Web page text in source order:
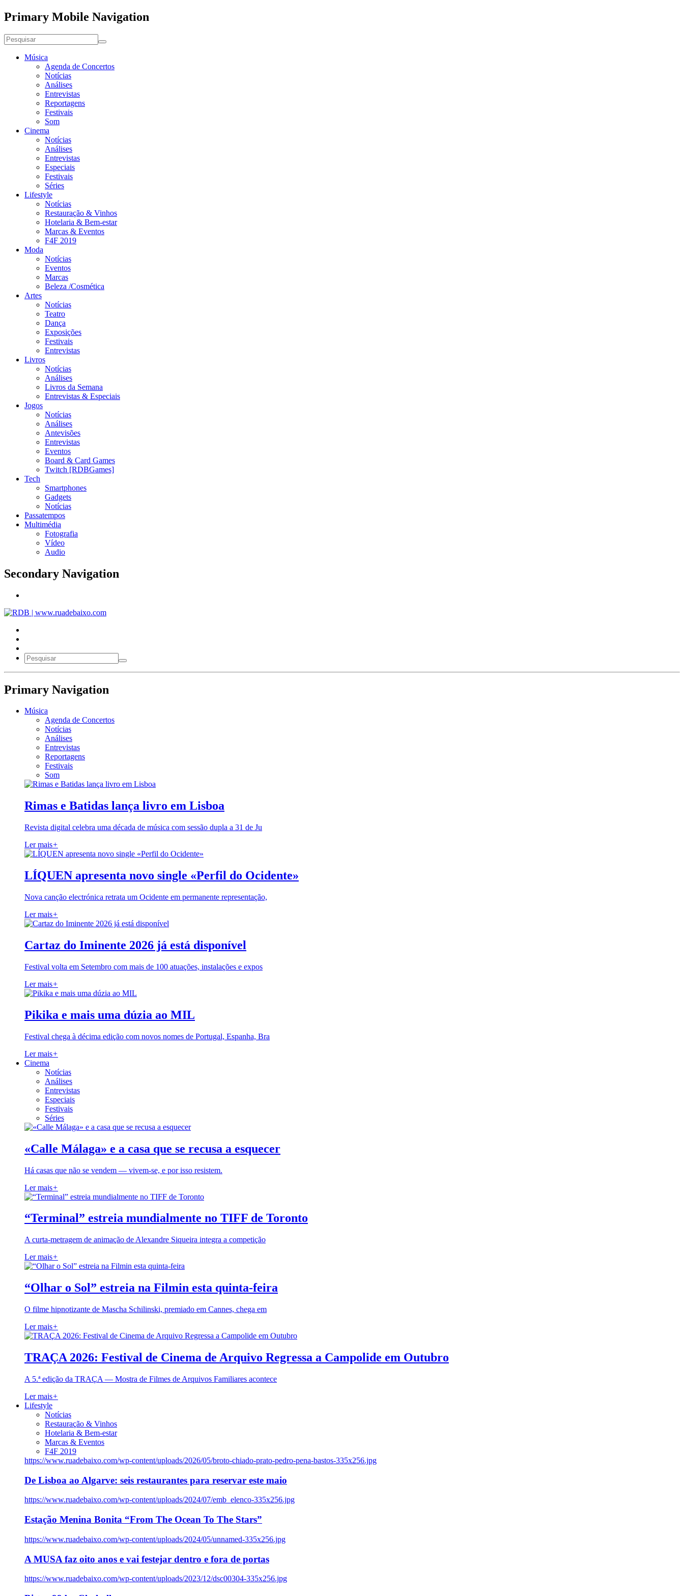
Primary Mobile Navigation
Música
Agenda de Concertos
Notícias
Análises
Entrevistas
Reportagens
Festivais
Som
Cinema
Notícias
Análises
Entrevistas
Especiais
Festivais
Séries
Lifestyle
Notícias
Restauração & Vinhos
Hotelaria & Bem-estar
Marcas & Eventos
F4F 2019
Moda
Notícias
Eventos
Marcas
Beleza /Cosmética
Artes
Notícias
Teatro
Dança
Exposições
Festivais
Entrevistas
Livros
Notícias
Análises
Livros da Semana
Entrevistas & Especiais
Jogos
Notícias
Análises
Antevisões
Entrevistas
Eventos
Board & Card Games
Twitch [RDBGames]
Tech
Smartphones
Gadgets
Notícias
Passatempos
Multimédia
Fotografia
Vídeo
Audio
Secondary Navigation
Primary Navigation
Música
Agenda de Concertos
Notícias
Análises
Entrevistas
Reportagens
Festivais
Som
Rimas e Batidas lança livro em Lisboa
Revista digital celebra uma década de música com sessão dupla a 31 de Ju
Ler mais+
LÍQUEN apresenta novo single «Perfil do Ocidente»
Nova canção electrónica retrata um Ocidente em permanente representação,
Ler mais+
Cartaz do Iminente 2026 já está disponível
Festival volta em Setembro com mais de 100 atuações, instalações e expos
Ler mais+
Pikika e mais uma dúzia ao MIL
Festival chega à décima edição com novos nomes de Portugal, Espanha, Bra
Ler mais+
Cinema
Notícias
Análises
Entrevistas
Especiais
Festivais
Séries
«Calle Málaga» e a casa que se recusa a esquecer
Há casas que não se vendem — vivem-se, e por isso resistem.
Ler mais+
“Terminal” estreia mundialmente no TIFF de Toronto
A curta-metragem de animação de Alexandre Siqueira integra a competição
Ler mais+
“Olhar o Sol” estreia na Filmin esta quinta-feira
O filme hipnotizante de Mascha Schilinski, premiado em Cannes, chega em
Ler mais+
TRAÇA 2026: Festival de Cinema de Arquivo Regressa a Campolide em Outubro
A 5.ª edição da TRAÇA — Mostra de Filmes de Arquivos Familiares acontece
Ler mais+
Lifestyle
Notícias
Restauração & Vinhos
Hotelaria & Bem-estar
Marcas & Eventos
F4F 2019
https://www.ruadebaixo.com/wp-content/uploads/2026/05/broto-chiado-prato-pedro-pena-bastos-335x256.jpg
De Lisboa ao Algarve: seis restaurantes para reservar este maio
https://www.ruadebaixo.com/wp-content/uploads/2024/07/emb_elenco-335x256.jpg
Estação Menina Bonita “From The Ocean To The Stars”
https://www.ruadebaixo.com/wp-content/uploads/2024/05/unnamed-335x256.jpg
A MUSA faz oito anos e vai festejar dentro e fora de portas
https://www.ruadebaixo.com/wp-content/uploads/2023/12/dsc00304-335x256.jpg